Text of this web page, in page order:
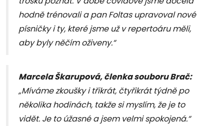
hodně trénovali a pan Foltas upravoval nové
písničky i ty, které jsme už v repertoáru měli,
aby byly něčím oživeny.“
Marcela Škarupová, členka souboru Brač:
„Míváme zkoušky i třikrát, čtyřikrát týdně po
několika hodinách, takže si myslím, že je to
vidět. Je to úžasné a jsem velmi spokojená.“